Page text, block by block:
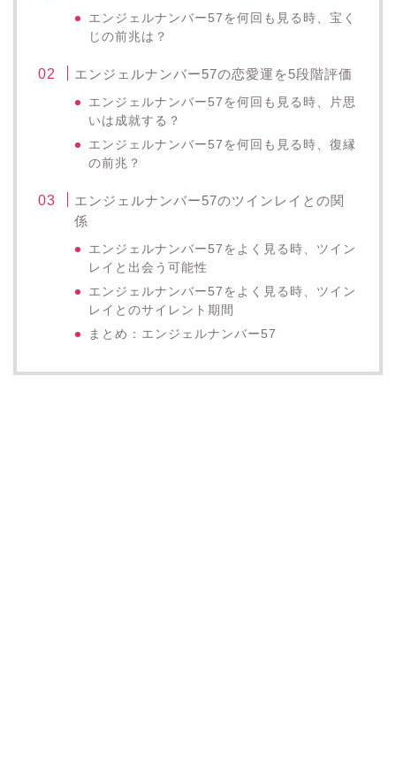
エンジェルナンバー57を何回も見る時、宝く
じの前兆は？
エンジェルナンバー57の恋愛運を5段階評価
エンジェルナンバー57を何回も見る時、片思
いは成就する？
エンジェルナンバー57を何回も見る時、復縁
の前兆？
エンジェルナンバー57のツインレイとの関
係
エンジェルナンバー57をよく見る時、ツイン
レイと出会う可能性
エンジェルナンバー57をよく見る時、ツイン
レイとのサイレント期間
まとめ：エンジェルナンバー57